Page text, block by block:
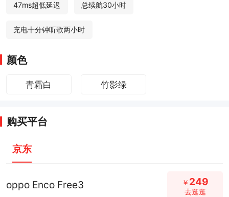
47ms超低延迟 总续航30小时
充电十分钟听歌两小时
颜色
青霜白 竹影绿
购买平台
京东
oppo Enco Free3 ￥ 249
去逛逛